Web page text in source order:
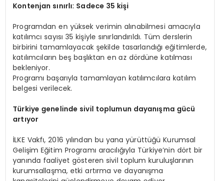
Kontenjan sınırlı: Sadece 35 kişi
Programdan en yüksek verimin alınabilmesi amacıyla
katılımcı sayısı 35 kişiyle sınırlandırıldı. Tüm derslerin
birbirini tamamlayacak şekilde tasarlandığı eğitimlerde,
katılımcıların beş başlıktan en az dördüne katılması
bekleniyor.
Programı başarıyla tamamlayan katılımcılara katılım
belgesi verilecek.
Türkiye genelinde sivil toplumun dayanışma gücü
artıyor
İLKE Vakfı, 2016 yılından bu yana yürüttüğü Kurumsal
Gelişim Eğitim Programı aracılığıyla Türkiye’nin dört bir
yanında faaliyet gösteren sivil toplum kuruluşlarının
kurumsallaşma, etki artırma ve dayanışma